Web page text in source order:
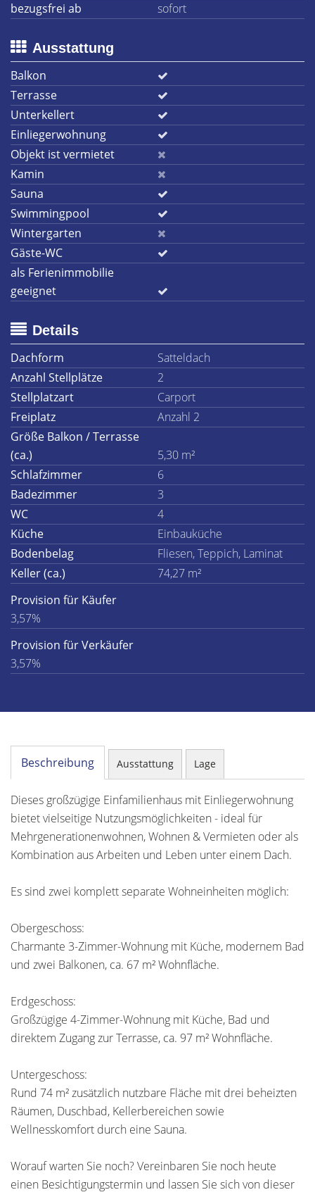
bezugsfrei ab
sofort
Ausstattung
Balkon
Terrasse
Unterkellert
Einliegerwohnung
Objekt ist vermietet
Kamin
Sauna
Swimmingpool
Wintergarten
Gäste-WC
als Ferienimmobilie
geeignet
Details
Dachform
Satteldach
Anzahl Stellplätze
2
Stellplatzart
Carport
Freiplatz
Anzahl 2
Größe Balkon / Terrasse
(ca.)
5,30 m²
Schlafzimmer
6
Badezimmer
3
WC
4
Küche
Einbauküche
Bodenbelag
Fliesen, Teppich, Laminat
Keller (ca.)
74,27 m²
Provision für Käufer
3,57%
Provision für Verkäufer
3,57%
Beschreibung Ausstattung Lage
Dieses großzügige Einfamilienhaus mit Einliegerwohnung
bietet vielseitige Nutzungsmöglichkeiten - ideal für
Mehrgenerationenwohnen, Wohnen & Vermieten oder als
Kombination aus Arbeiten und Leben unter einem Dach.
Es sind zwei komplett separate Wohneinheiten möglich:
Obergeschoss:
Charmante 3-Zimmer-Wohnung mit Küche, modernem Bad
und zwei Balkonen, ca. 67 m² Wohnfläche.
Erdgeschoss:
Großzügige 4-Zimmer-Wohnung mit Küche, Bad und
direktem Zugang zur Terrasse, ca. 97 m² Wohnfläche.
Untergeschoss:
Rund 74 m² zusätzlich nutzbare Fläche mit drei beheizten
Räumen, Duschbad, Kellerbereichen sowie
Wellnesskomfort durch eine Sauna.
Worauf warten Sie noch? Vereinbaren Sie noch heute
einen Besichtigungstermin und lassen Sie sich von dieser